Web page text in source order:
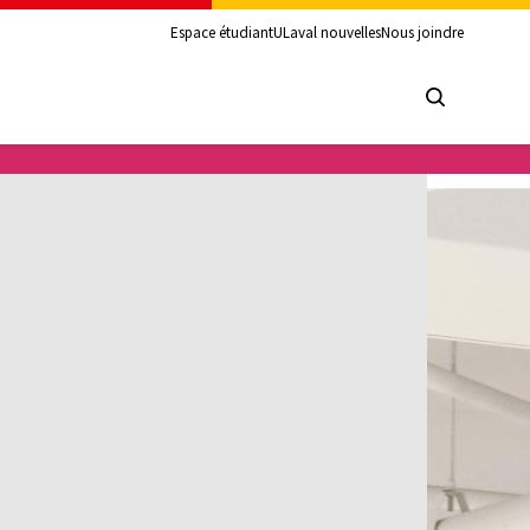
Espace étudiantULaval nouvellesNous joindre